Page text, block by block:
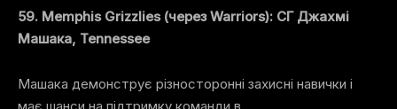
59. Memphis Grizzlies (через Warriors): СГ Джахмі
Машака, Tennessee
Машака демонструє різносторонні захисні навички і